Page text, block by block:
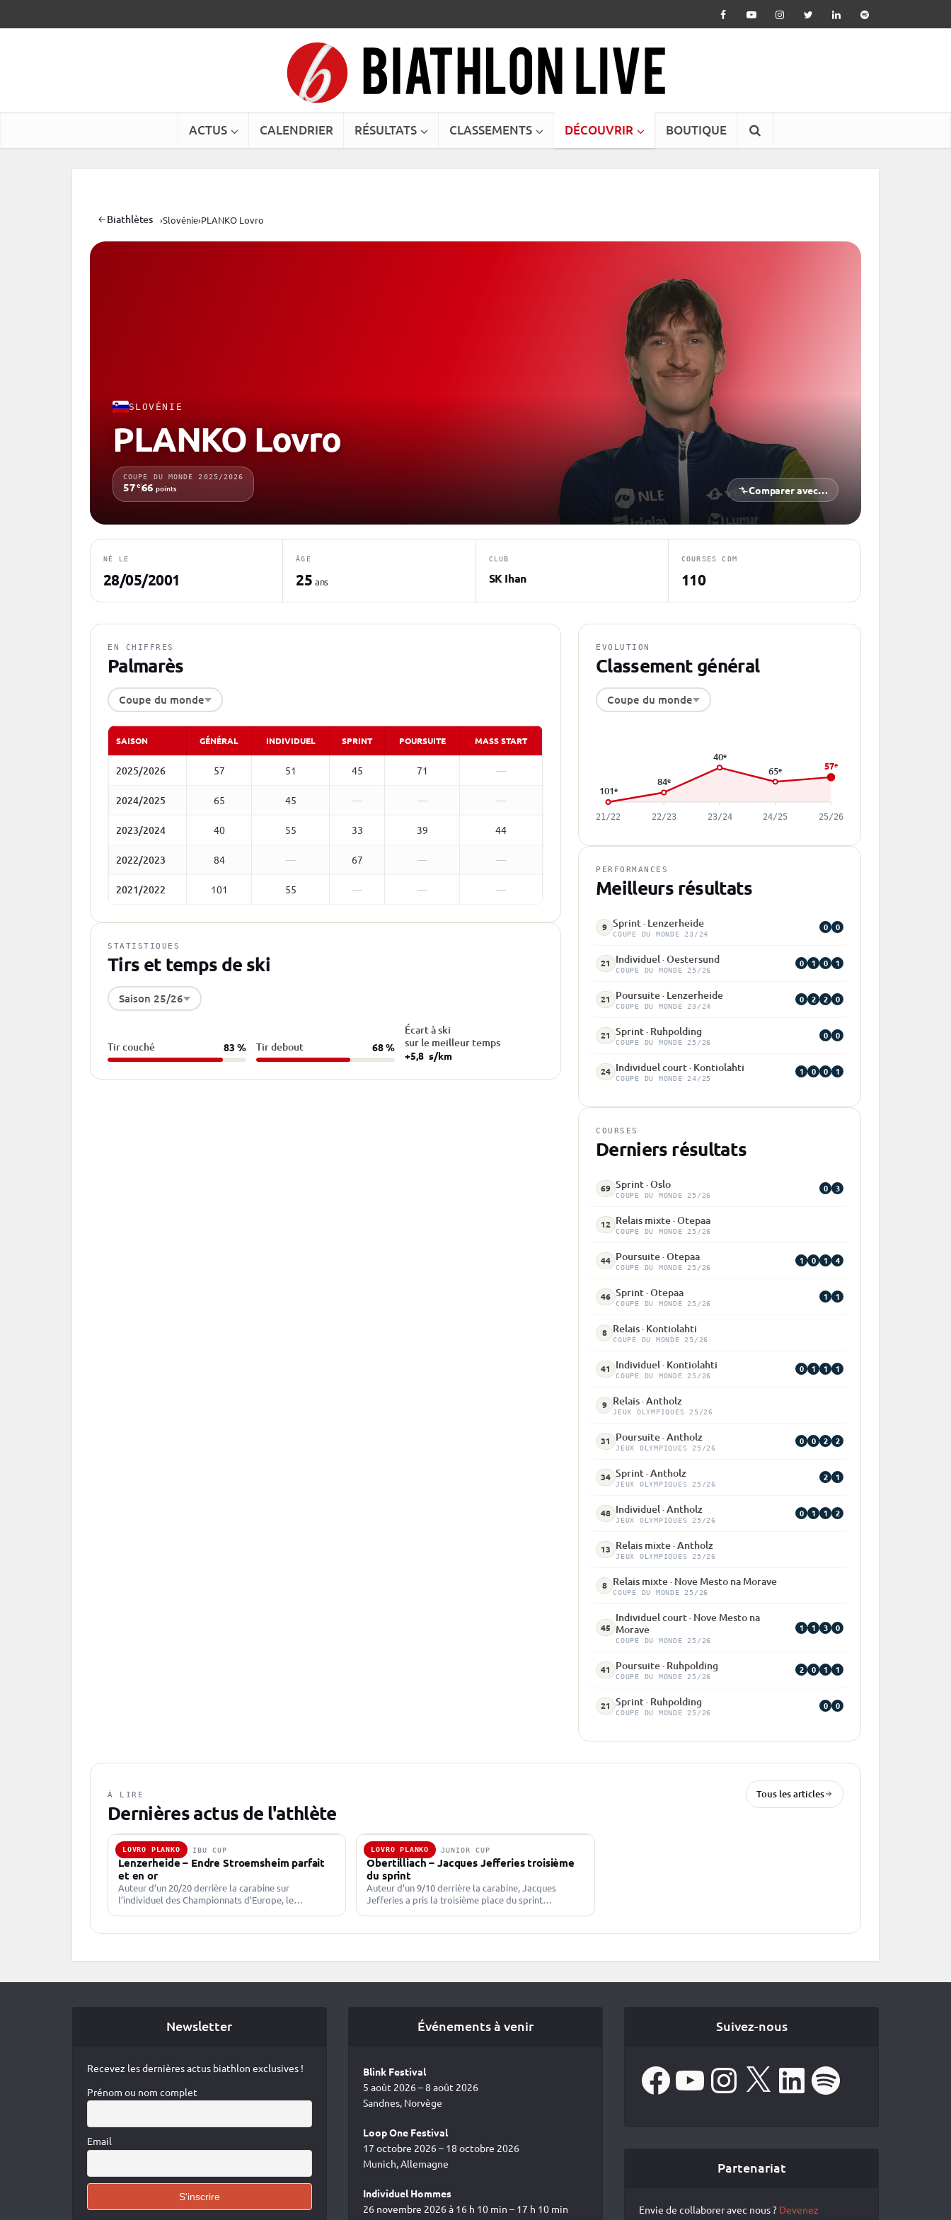
ACTUS CALENDRIER RÉSULTATS CLASSEMENTS DÉCOUVRIR BOUTIQUE
Biathlètes ›Slovénie›PLANKO Lovro
SLOVÉNIE
PLANKO Lovro
COUPE DU MONDE 2025/2026
57e66 points Comparer avec…
NÉ LE
28/05/2001
ÂGE
25 ans
CLUB
SK Ihan
COURSES CDM
110
EN CHIFFRES
Palmarès
Coupe du monde
SAISON GÉNÉRAL INDIVIDUEL SPRINT POURSUITE MASS START
2025/2026 57 51 45 71 —
2024/2025 65 45 — — —
2023/2024 40 55 33 39 44
2022/2023 84 — 67 — —
2021/2022 101 55 — — —
STATISTIQUES
Tirs et temps de ski
Saison 25/26
Tir couché 83 % Tir debout 68 %
Écart à ski
sur le meilleur temps
+5,8 s/km
EVOLUTION
Classement général
Coupe du monde
101e
21/22
84e
22/23
40e
23/24
65e
24/25
57e
25/26
PERFORMANCES
Meilleurs résultats
9 Sprint · Lenzerheide
COUPE DU MONDE 23/24
0 0
21 Individuel · Oestersund
COUPE DU MONDE 25/26
0 1 0 1
21 Poursuite · Lenzerheide
COUPE DU MONDE 23/24
0 2 2 0
21 Sprint · Ruhpolding
COUPE DU MONDE 25/26
0 0
24 Individuel court · Kontiolahti
COUPE DU MONDE 24/25
1 0 0 1
COURSES
Derniers résultats
69 Sprint · Oslo
COUPE DU MONDE 25/26
0 3
12 Relais mixte · Otepaa
COUPE DU MONDE 25/26
44 Poursuite · Otepaa
COUPE DU MONDE 25/26
1 0 1 4
46 Sprint · Otepaa
COUPE DU MONDE 25/26
1 1
8 Relais · Kontiolahti
COUPE DU MONDE 25/26
41 Individuel · Kontiolahti
COUPE DU MONDE 25/26
0 1 1 1
9 Relais · Antholz
JEUX OLYMPIQUES 25/26
31 Poursuite · Antholz
JEUX OLYMPIQUES 25/26
0 0 2 2
34 Sprint · Antholz
JEUX OLYMPIQUES 25/26
2 1
48 Individuel · Antholz
JEUX OLYMPIQUES 25/26
0 1 1 2
13 Relais mixte · Antholz
JEUX OLYMPIQUES 25/26
8 Relais mixte · Nove Mesto na Morave
COUPE DU MONDE 25/26
45
Individuel court · Nove Mesto na
Morave
COUPE DU MONDE 25/26
1 1 3 0
41 Poursuite · Ruhpolding
COUPE DU MONDE 25/26
2 0 1 1
21 Sprint · Ruhpolding
COUPE DU MONDE 25/26
0 0
À LIRE
Dernières actus de l'athlète
Tous les articles
LOVRO PLANKO
25 JAN. 2023 · IBU CUP
Lenzerheide – Endre Stroemsheim parfait
et en or
Auteur d’un 20/20 derrière la carabine sur
l’individuel des Championnats d’Europe, le
LOVRO PLANKO
17 DÉC. 2022 · JUNIOR CUP
Obertilliach – Jacques Jefferies troisième
du sprint
Auteur d’un 9/10 derrière la carabine, Jacques
Jefferies a pris la troisième place du sprint
Newsletter
Recevez les dernières actus biathlon exclusives !
Prénom ou nom complet
Email
Événements à venir
Blink Festival
5 août 2026 – 8 août 2026
Sandnes, Norvège
Loop One Festival
17 octobre 2026 – 18 octobre 2026
Munich, Allemagne
Individuel Hommes
26 novembre 2026 à 16 h 10 min – 17 h 10 min
Suivez-nous
FacebookYouTube Instagram
X LinkedIn Spotify
Partenariat
Envie de collaborer avec nous ? Devenez